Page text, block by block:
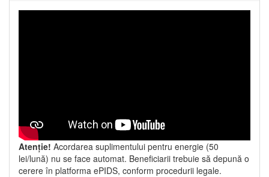
Atenție! Acordarea suplimentului pentru energie (50
lei/lună) nu se face automat. Beneficiarii trebuie să depună o
cerere în platforma ePIDS, conform procedurii legale.